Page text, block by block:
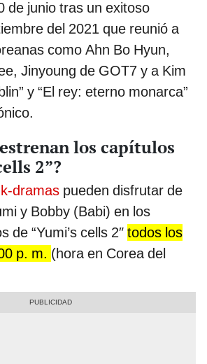
de junio tras un exitoso
del 2021 que reunió a
como Ahn Bo Hyun,
Jinyoung de GOT7 y a Kim
y “El rey: eterno monarca”
los capítulos
2”?
dramas pueden disfrutar de
y Bobby (Babi) en los
de “Yumi’s cells 2″ todos los
p. m. (hora en Corea del